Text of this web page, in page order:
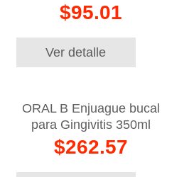
$95.01
Ver detalle
ORAL B Enjuague bucal
para Gingivitis 350ml
$262.57